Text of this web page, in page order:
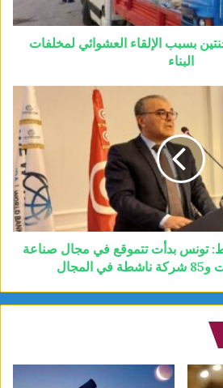
بسبب الإلقاء العشوائي لمخلفات
البناء
تونس بدأت تتموقع في مجال صناعة